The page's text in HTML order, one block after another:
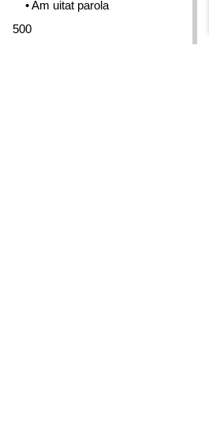
• Am uitat parola
500